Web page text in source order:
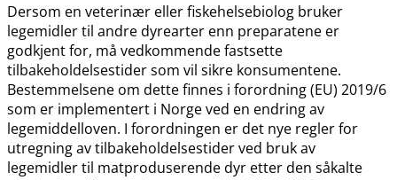
Dersom en veterinær eller fiskehelsebiolog bruker
legemidler til andre dyrearter enn preparatene er
godkjent for, må vedkommende fastsette
tilbakeholdelsestider som vil sikre konsumentene.
Bestemmelsene om dette finnes i forordning (EU) 2019/6
som er implementert i Norge ved en endring av
legemiddelloven. I forordningen er det nye regler for
utregning av tilbakeholdelsestider ved bruk av
legemidler til matproduserende dyr etter den såkalte